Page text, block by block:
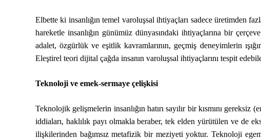
Elbette ki insanlığın temel varoluşsal ihtiyaçları sadece üretimden
hareketle insanlığın günümüz dünyasındaki ihtiyaçlarına bir
adalet, özgürlük ve eşitlik kavramlarının, geçmiş deneyimlerin
Eleştirel teori dijital çağda insanın varoluşsal ihtiyaçlarını tespit
Teknoloji ve emek-sermaye çelişkisi
Teknolojik gelişmelerin insanlığın hatırı sayılır bir kısmını
iddiaları, haklılık payı olmakla beraber, tek elden yürütülen ve de
ilişkilerinden bağımsız metafizik bir meziyeti yoktur. Teknoloji